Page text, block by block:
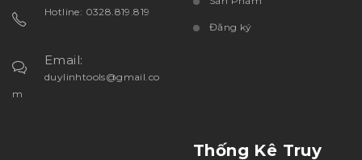
Hotline: 0328.819.819
Email:
duylinhtools@gmail.co
m
Đăng ký
Thống Kê Truy